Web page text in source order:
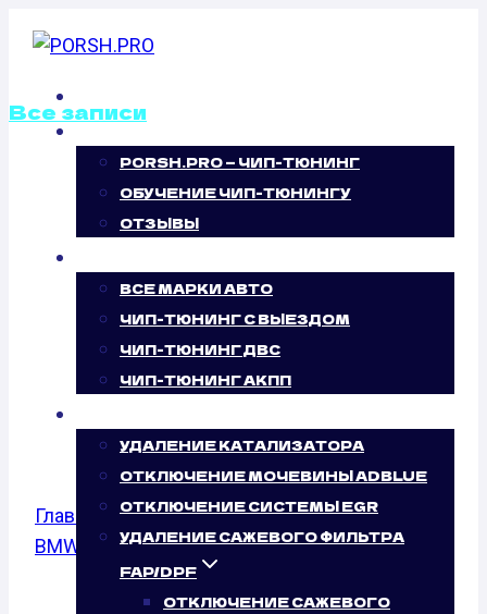
PORSH.PRO — ЧИП-ТЮНИНГ
ОБУЧЕНИЕ ЧИП-ТЮНИНГУ
ОТЗЫВЫ
ВСЕ МАРКИ АВТО
ЧИП-ТЮНИНГ С ВЫЕЗДОМ
ЧИП-ТЮНИНГ ДВС
ЧИП-ТЮНИНГ АКПП
УДАЛЕНИЕ КАТАЛИЗАТОРА
ОТКЛЮЧЕНИЕ МОЧЕВИНЫ ADBLUE
ОТКЛЮЧЕНИЕ СИСТЕМЫ EGR
УДАЛЕНИЕ САЖЕВОГО ФИЛЬТРА
FAP/DPF
ОТКЛЮЧЕНИЕ САЖЕВОГО
Все записи
ОТКЛЮЧЕНИЕ
ВИХРЕВЫХ
ЗАСЛОНОК
BMW 3ER (E36)
318IS (140 Л.С.)
Главная /Отключение вихревых заслонок
BMW
3er (E36)/ 318is